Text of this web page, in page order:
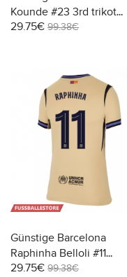
Kounde #23 3rd trikot
Damen 2025-26 Kurzarm
29.75€ 99.38€
Günstige Barcelona
Raphinha Belloli #11
Auswärtstrikot Damen
29.75€ 99.38€